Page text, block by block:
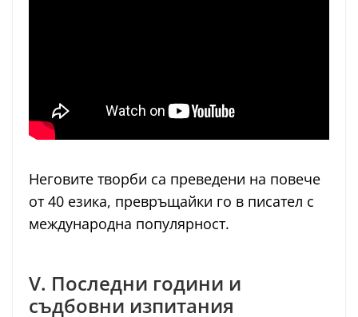
Неговите творби са преведени на повече
от 40 езика, превръщайки го в писател с
международна популярност.
V. Последни години и
съдбовни изпитания